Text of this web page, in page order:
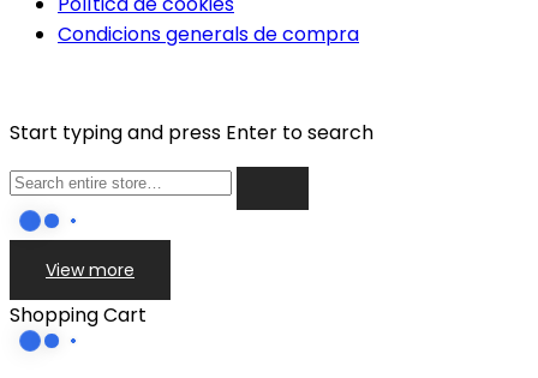
Condicions generals de compra
Start typing and press Enter to search
View more
Shopping Cart